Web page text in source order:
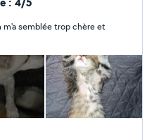
m'a semblée trop chère et